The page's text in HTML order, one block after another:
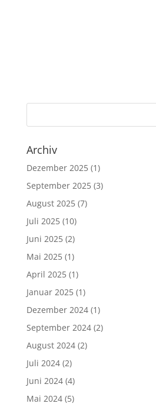
Archiv
Dezember 2025(1)
September 2025(3)
August 2025(7)
Juli 2025(10)
Juni 2025(2)
Mai 2025(1)
April 2025(1)
Januar 2025(1)
Dezember 2024(1)
September 2024(2)
August 2024(2)
Juli 2024(2)
Juni 2024(4)
Mai 2024(5)